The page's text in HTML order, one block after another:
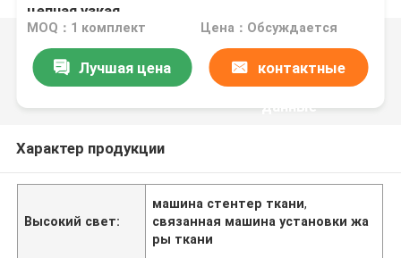
цепная узкая
MOQ：1 комплект Цена：Обсуждается
Лучшая цена контактные
данные
Характер продукции
Высокий свет:
машина стентер ткани,
связанная машина установки жа
ры ткани